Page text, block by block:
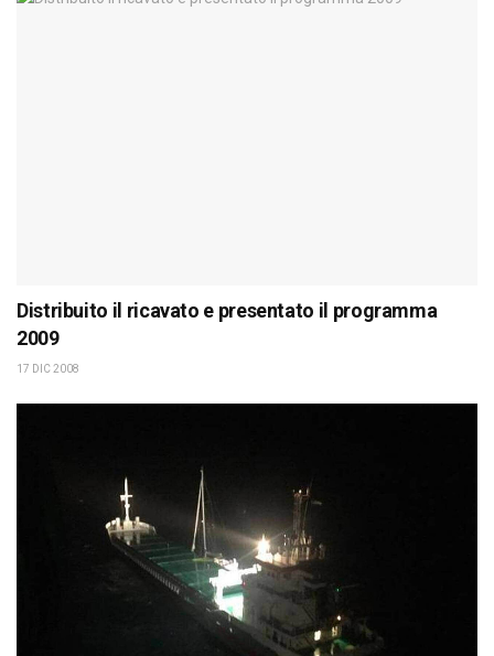
Distribuito il ricavato e presentato il programma
2009
17 DIC 2008